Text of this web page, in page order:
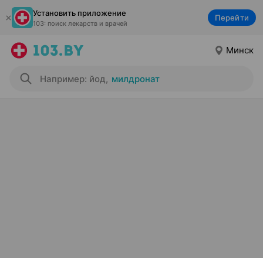
Установить приложение
103: поиск лекарств и врачей
Перейти
Минск
Например: йод, милдронат